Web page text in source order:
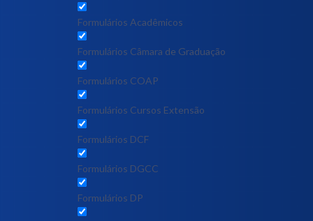
Formulários Acadêmicos
Formulários Câmara de Graduação
Formulários COAP
Formulários Cursos Extensão
Formulários DCF
Formulários DGCC
Formulários DP